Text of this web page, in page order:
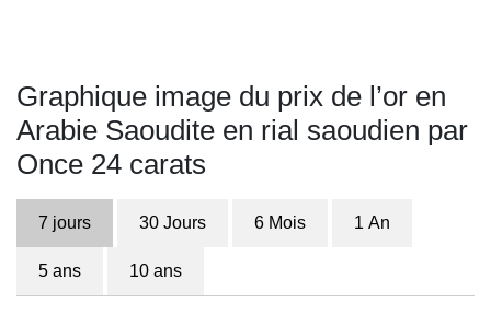
Graphique image du prix de l’or en
Arabie Saoudite en rial saoudien par
Once 24 carats
7 jours 30 Jours 6 Mois 1 An
5 ans 10 ans